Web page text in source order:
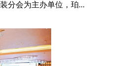
分会为主办单位，珀...